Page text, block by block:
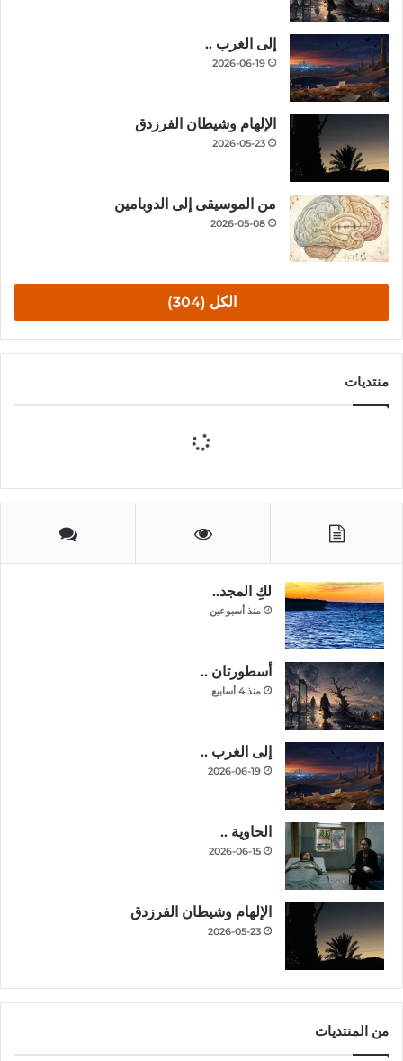
إلى الغرب ..
2026-06-19
الإلهام وشيطان الفرزدق
2026-05-23
من الموسيقى إلى الدوبامين
2026-05-08
الكل (304)
منتديات
لكِ المجد..
منذ أسبوعين
أسطورتان ..
منذ 4 أسابيع
إلى الغرب ..
2026-06-19
الحاوية ..
2026-06-15
الإلهام وشيطان الفرزدق
2026-05-23
من المنتديات